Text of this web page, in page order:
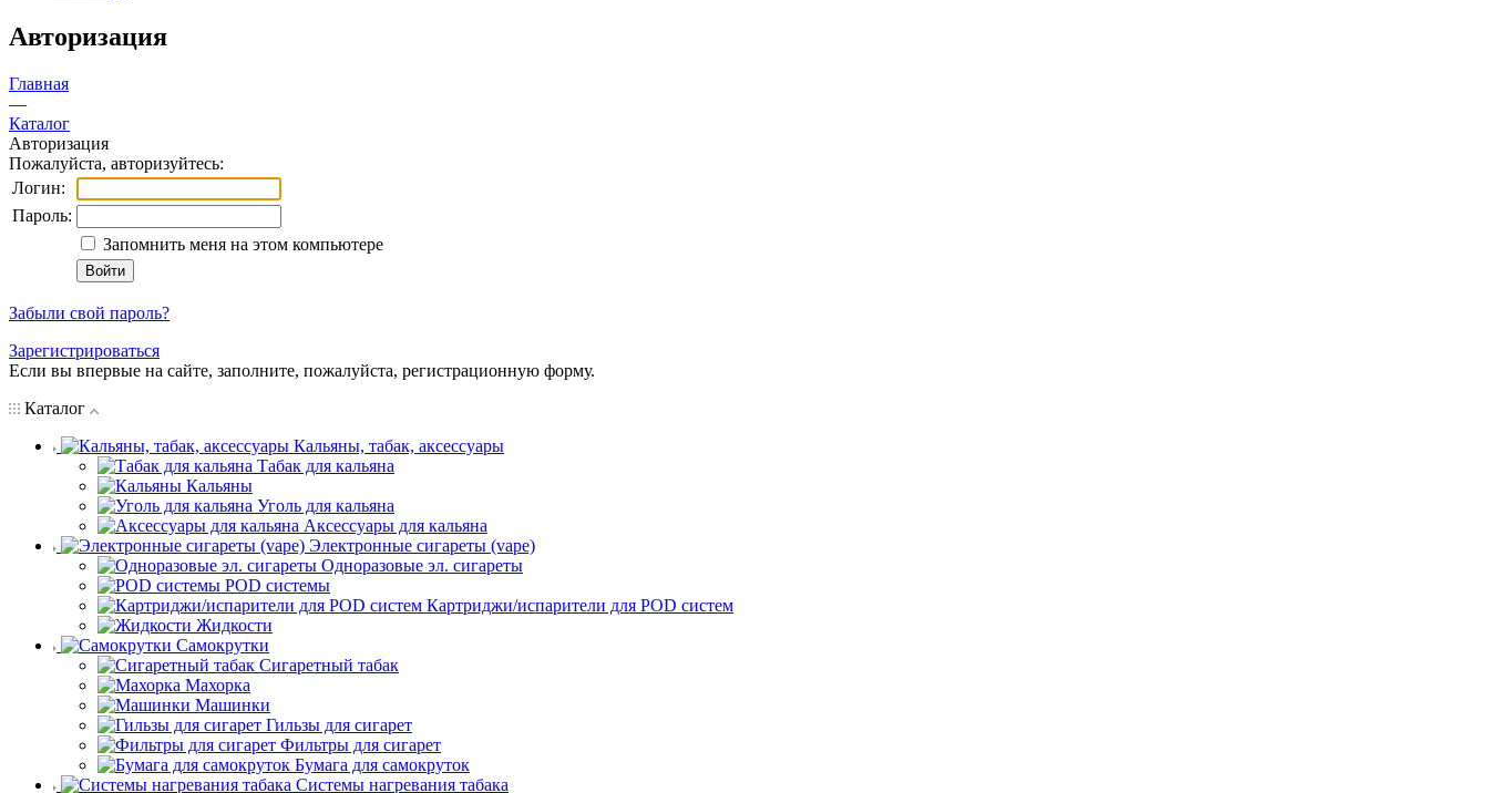
Авторизация
Главная
—
Каталог
Авторизация
Пожалуйста, авторизуйтесь:
Логин:
Пароль:
Запомнить меня на этом компьютере
Забыли свой пароль?
Зарегистрироваться
Если вы впервые на сайте, заполните, пожалуйста, регистрационную форму.
Каталог
Кальяны, табак, аксессуары
Табак для кальяна
Кальяны
Уголь для кальяна
Аксессуары для кальяна
Электронные сигареты (vape)
Одноразовые эл. сигареты
POD системы
Картриджи/испарители для POD систем
Жидкости
Самокрутки
Сигаретный табак
Махорка
Машинки
Гильзы для сигарет
Фильтры для сигарет
Бумага для самокруток
Системы нагревания табака